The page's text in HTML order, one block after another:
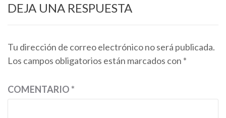
DEJA UNA RESPUESTA
Tu dirección de correo electrónico no será publicada.
Los campos obligatorios están marcados con *
COMENTARIO*